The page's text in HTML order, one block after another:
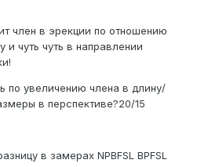
член в эрекции по отношению
и чуть чуть в направлении
увеличению члена в длину/
в перспективе?20/15
в замерах NPBFSL BPFSL